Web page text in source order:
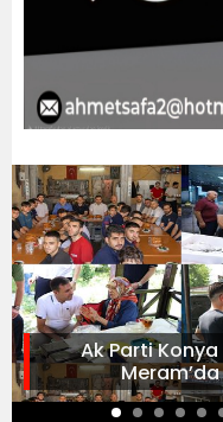
Ak Parti Konya